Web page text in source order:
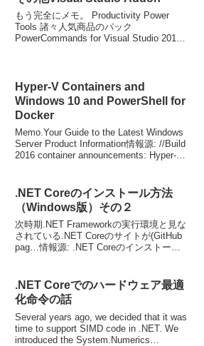
もう完全にメモ。 Productivity Power
Tools 諸々人気商品のパック
PowerCommands for Visual Studio 2010
Hyper-V Containers and
Windows 10 and PowerShell for
Docker
Memo.Your Guide to the Latest Windows
Server Product Information情報源: //Build
2016 container announcements: Hyper-V
.NET Coreのインストール方法
（Windows版）その２
次時期.NET Frameworkの実行環境と見な
されている.NET Coreのサイトが(GitHub
pag…情報源: .NET Coreのインストール
.NET Coreでのハードウェア最適
化命令の話
Several years ago, we decided that it was
time to support SIMD code in .NET. We
introduced the System.Numerics